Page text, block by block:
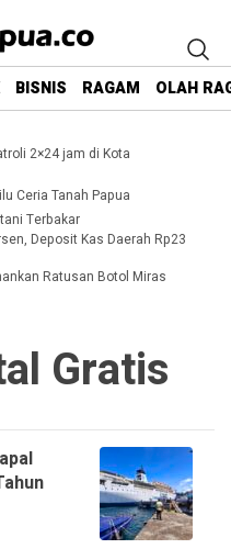
BISNIS RAGAM OLAH
2×24 jam di Kota
Ceria Tanah Papua
Terbakar
Deposit Kas Daerah Rp23
Ratusan Botol Miras
Gratis